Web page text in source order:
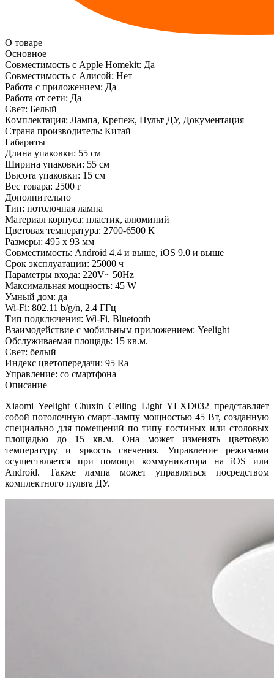
О товаре
Основное
Совместимость с Apple Homekit: Да
Совместимость с Алисой: Нет
Работа с приложением: Да
Работа от сети: Да
Свет: Белый
Комплектация: Лампа, Крепеж, Пульт ДУ, Документация
Страна производитель: Китай
Габариты
Длина упаковки: 55 см
Ширина упаковки: 55 см
Высота упаковки: 15 см
Вес товара: 2500 г
Дополнительно
Тип: потолочная лампа
Материал корпуса: пластик, алюминий
Цветовая температура: 2700-6500 К
Размеры: 495 х 93 мм
Совместимость: Android 4.4 и выше, iOS 9.0 и выше
Срок эксплуатации: 25000 ч
Параметры входа: 220V~ 50Hz
Максимальная мощность: 45 W
Умный дом: да
Wi-Fi: 802.11 b/g/n, 2.4 ГГц
Тип подключения: Wi-Fi, Bluetooth
Взаимодействие с мобильным приложением: Yeelight
Обслуживаемая площадь: 15 кв.м.
Свет: белый
Индекс цветопередачи: 95 Ra
Управление: со смартфона
Описание
Xiaomi Yeelight Chuxin Ceiling Light YLXD032 представляет
собой потолочную смарт-лампу мощностью 45 Вт, созданную
специально для помещений по типу гостиных или столовых
площадью до 15 кв.м. Она может изменять цветовую
температуру и яркость свечения. Управление режимами
осуществляется при помощи коммуникатора на iOS или
Android. Также лампа может управляться посредством
комплектного пульта ДУ.